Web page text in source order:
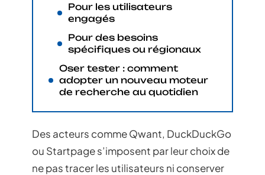
Pour les utilisateurs
engagés
Pour des besoins
spécifiques ou régionaux
Oser tester : comment
adopter un nouveau moteur
de recherche au quotidien
Des acteurs comme Qwant, DuckDuckGo
ou Startpage s’imposent par leur choix de
ne pas tracer les utilisateurs ni conserver